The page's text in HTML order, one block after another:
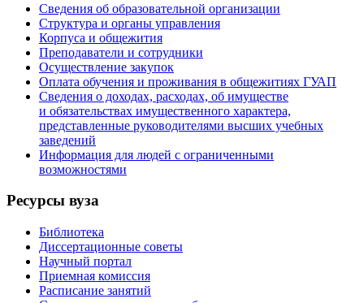
Сведения об образовательной организации
Структура и органы управления
Корпуса и общежития
Преподаватели и сотрудники
Осуществление закупок
Оплата обучения и проживания в общежитиях ГУАП
Сведения о доходах, расходах, об имуществе
и обязательствах имущественного характера,
представленные руководителями высших учебных
заведений
Информация для людей с ограниченными
возможностями
Ресурсы вуза
Библиотека
Диссертационные советы
Научный портал
Приемная комиссия
Расписание занятий